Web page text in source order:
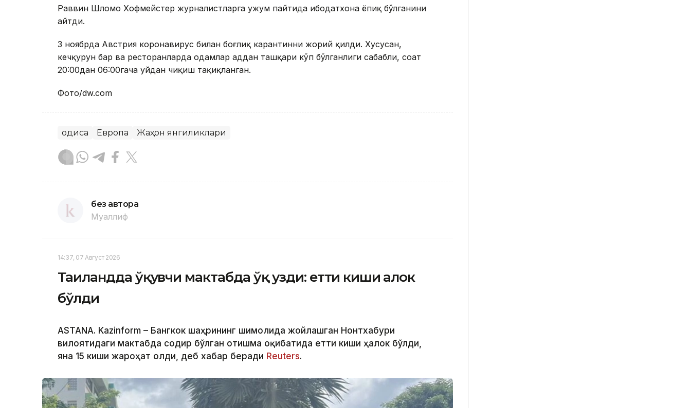
Раввин Шломо Хофмейстер журналистларга ҳужум пайтида ибодатхона ёпиқ бўлганини
айтди.
3 ноябрда Австрия коронавирус билан боғлиқ карантинни жорий қилди. Хусусан,
кечқурун бар ва ресторанларда одамлар ҳаддан ташқари кўп бўлганлиги сабабли, соат
20:00дан 06:00гача уйдан чиқиш тақиқланган.
Фото/dw.com
Ҳодиса Европа Жаҳон янгиликлари
без автора
Муаллиф
14:37, 07 Август 2026
Таиландда ўқувчи мактабда ўқ узди: етти киши ҳалок
бўлди
ASTANA. Kazinform – Бангкок шаҳрининг шимолида жойлашган Нонтхабури
вилоятидаги мактабда содир бўлган отишма оқибатида етти киши ҳалок бўлди,
яна 15 киши жароҳат олди, деб хабар беради Reuters.